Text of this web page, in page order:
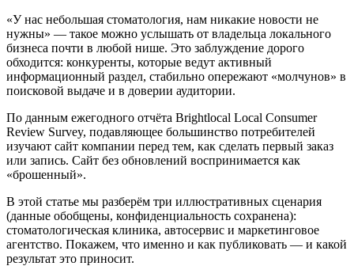
«У нас небольшая стоматология, нам никакие новости не
нужны» — такое можно услышать от владельца локального
бизнеса почти в любой нише. Это заблуждение дорого
обходится: конкуренты, которые ведут активный
информационный раздел, стабильно опережают «молчунов» в
поисковой выдаче и в доверии аудитории.
По данным ежегодного отчёта Brightlocal Local Consumer
Review Survey, подавляющее большинство потребителей
изучают сайт компании перед тем, как сделать первый заказ
или запись. Сайт без обновлений воспринимается как
«брошенный».
В этой статье мы разберём три иллюстративных сценария
(данные обобщены, конфиденциальность сохранена):
стоматологическая клиника, автосервис и маркетинговое
агентство. Покажем, что именно и как публиковать — и какой
результат это приносит.